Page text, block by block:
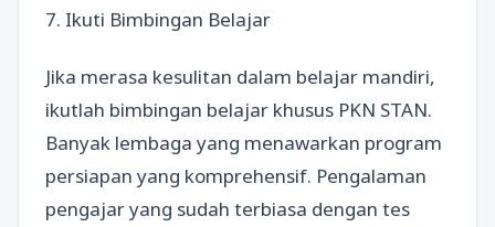
7. Ikuti Bimbingan Belajar
Jika merasa kesulitan dalam belajar mandiri,
ikutlah bimbingan belajar khusus PKN STAN.
Banyak lembaga yang menawarkan program
persiapan yang komprehensif. Pengalaman
pengajar yang sudah terbiasa dengan tes